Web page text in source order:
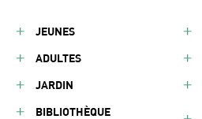
JEUNES
ADULTES
JARDIN
BIBLIOTHÈQUE